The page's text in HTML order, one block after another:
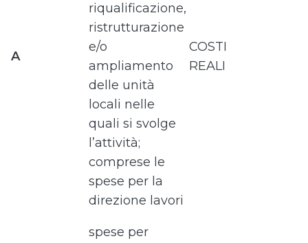
A
riqualificazione,
ristrutturazione
e/o
ampliamento
delle unità
locali nelle
quali si svolge
l’attività;
comprese le
spese per la
direzione lavori
COSTI
REALI
spese per